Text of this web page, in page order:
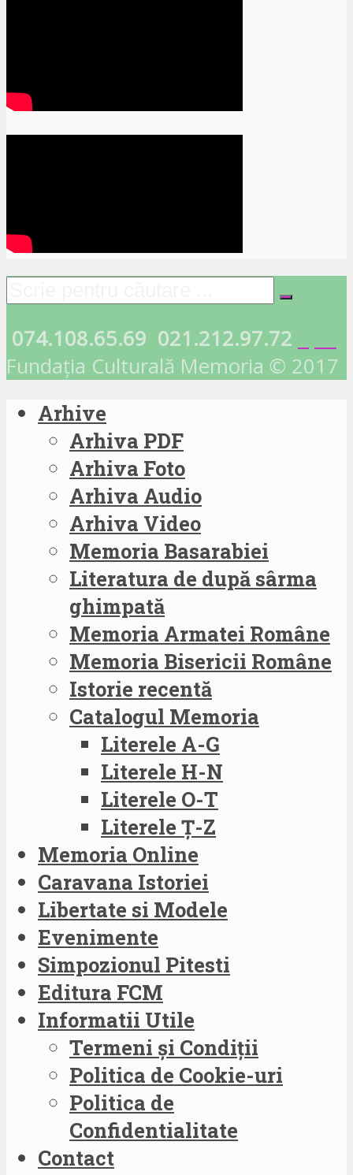
074.108.65.69 021.212.97.72
Fundația Culturală Memoria © 2017
Arhive
Arhiva PDF
Arhiva Foto
Arhiva Audio
Arhiva Video
Memoria Basarabiei
Literatura de după sârma
ghimpată
Memoria Armatei Române
Memoria Bisericii Române
Istorie recentă
Catalogul Memoria
Literele A-G
Literele H-N
Literele O-T
Literele Ț-Z
Memoria Online
Caravana Istoriei
Libertate si Modele
Evenimente
Simpozionul Pitesti
Editura FCM
Informatii Utile
Termeni și Condiții
Politica de Cookie-uri
Politica de
Confidentialitate
Contact